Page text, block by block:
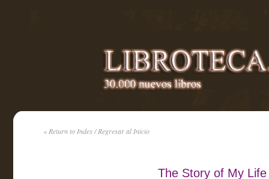
« Return to Index / Regresar al Inicio
The Story of My